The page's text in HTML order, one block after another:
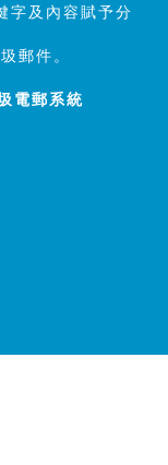
字及內容賦予分
郵件。
電郵系統